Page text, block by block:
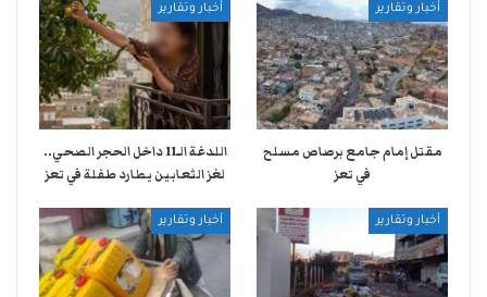
أخبار وتقارير
مقتل إمام جامع برصاص مسلح
في تعز
أخبار وتقارير
اللدغة الـ11 داخل الحجر الصحي..
لغز الثعابين يطارد طفلة في تعز
أخبار وتقارير أخبار وتقارير